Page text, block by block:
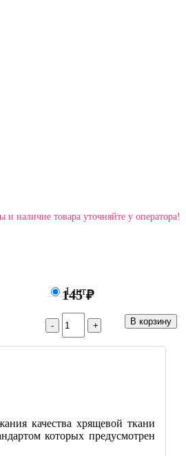
и наличие товара уточняйте у оператора!
1 шт-
145 ₽
качества хрящевой ткани
которых предусмотрен